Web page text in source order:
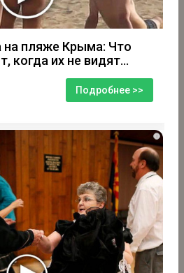
на пляже Крыма: Что
когда их не видят...
Подробнее >>
i